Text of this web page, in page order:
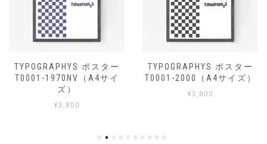
TYPOGRAPHYS ポスター
T0001-1970NV（A4サイ
ズ）
¥3,800
TYPOGRAPHYS ポスター
T0001-2000（A4サイズ）
¥3,800